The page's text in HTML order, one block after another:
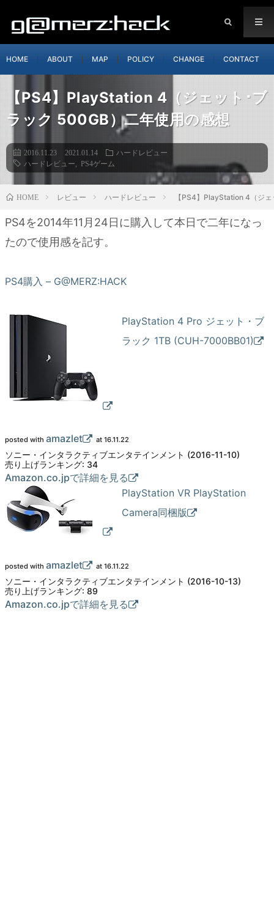
HOME ABOUT MAP POLICY CHANGE CONTACT
【PS4】PlayStation 4（ジェット･ブ
ラック 500GB）二年使用の感想
2016.11.23 2021.01.14
ハードレビュー
ハードレビュー
PS4ゲーム
HOME レビュー ハードレビュー 【PS4】PlayStation 4（ジ
PS4を2014年11月24日に購入して本日で二年になっ
たので使用感を記す。
PS4購入 – G@MERZ:HACK
PlayStation 4 Pro ジェット・ブ
ラック 1TB (CUH-7000BB01)
posted with amazlet at 16.11.22
ソニー・インタラクティブエンタテインメント (2016-11-10)
売り上げランキング: 34
Amazon.co.jpで詳細を見る
PlayStation VR PlayStation
Camera同梱版
posted with amazlet at 16.11.22
ソニー・インタラクティブエンタテインメント (2016-10-13)
売り上げランキング: 89
Amazon.co.jpで詳細を見る